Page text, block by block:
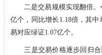
二是交易规模实现翻倍。
亿个，同比增长1.18倍，其
易对应绿证1.07亿个。
三是交易价格逐步回归合